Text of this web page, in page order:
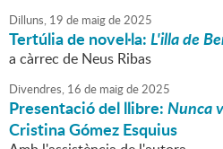
Dilluns, 19 de maigde2025
Tertúlia de novel·la:L'illa de
a càrrec de Neus Ribas
Divendres, 16 de maigde2025
Presentació del llibre:Nunca
Cristina Gómez Esquius